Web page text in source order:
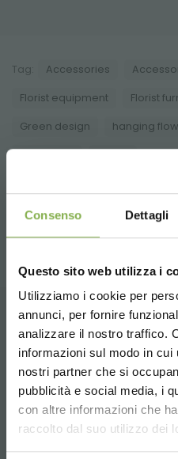
Consenso Dettagli
Questo sito web utilizza i
Utilizziamo i cookie per
annunci, per fornire
analizzare il nostro traffico.
informazioni sul modo in
nostri partner che si
pubblicità e social media, i
con altre informazioni che
raccolto dal suo utilizzo dei
Tag: Accessories
Florist equipment Florist
Green design hanging
...
Choose the
language for a